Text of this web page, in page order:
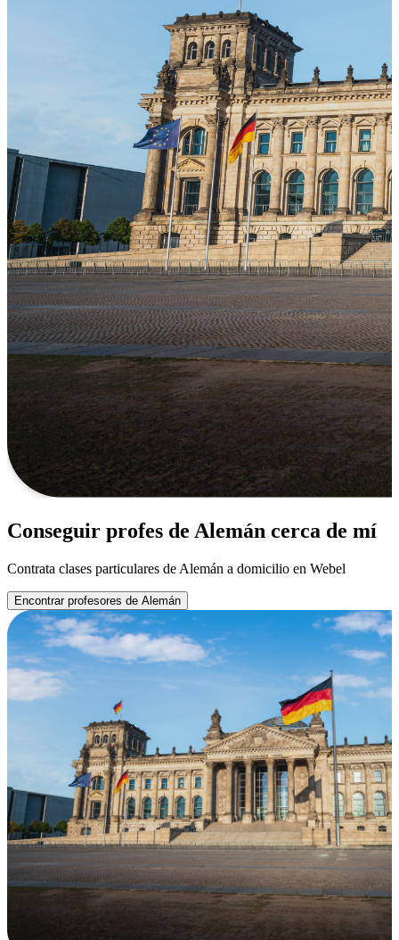
Conseguir profes de Alemán cerca de mí
Contrata clases particulares de Alemán a domicilio en Webel
Encontrar profesores de Alemán